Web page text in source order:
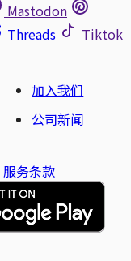
Mastodon
Threads
Tiktok
加入我们
公司新闻
服务条款